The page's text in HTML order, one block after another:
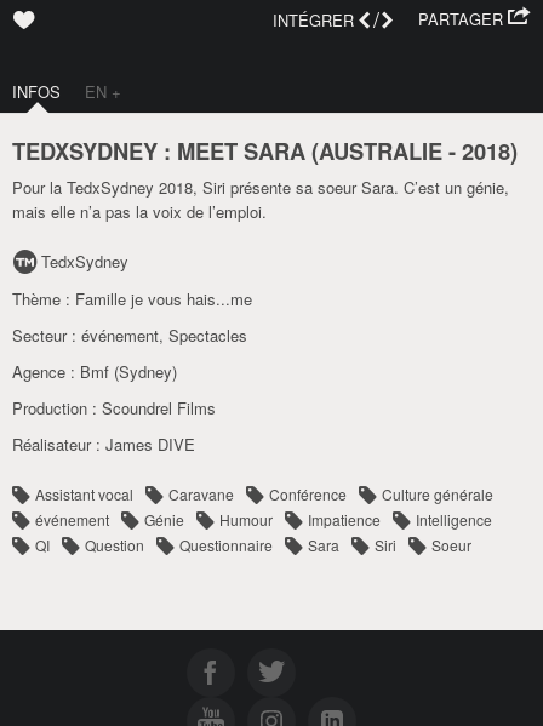
PARTAGER
INTÉGRER /
INFOS EN +
TEDXSYDNEY : MEET SARA (AUSTRALIE-2018)
Pour la TedxSydney 2018, Siri présente sa soeur Sara. C’est un génie,
mais elle n’a pas la voix de l’emploi.
TedxSydney
Thème : Famille je vous hais...me
Secteur : événement, Spectacles
Agence : Bmf (Sydney)
Production : Scoundrel Films
Réalisateur : James DIVE
Assistant vocal Caravane Conférence
Culture générale
événement
Génie Humour Impatience
Intelligence
QI
Question Questionnaire Sara Siri Soeur